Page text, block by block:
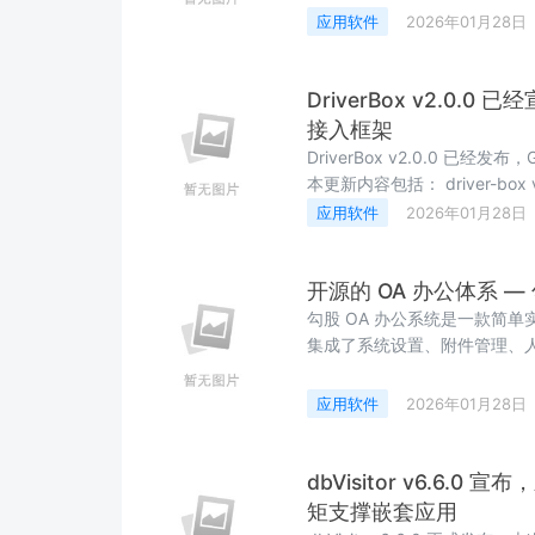
about:keyboard即可体验这
应用软件 2026年01月28日
DriverBox v2.0.0 已经
接入框架
DriverBox v2.0.0 已经发布，
本更新内容包括： driver-box
化，体验升级 - v2.0 全面优
应用软件 2026年01月28日
开源的 OA 办公体系 —
勾股 OA 办公系统是一款简单
集成了系统设置、附件管理、
务管理、客户管理、合同管理
应用软件 2026年01月28日
dbVisitor v6.6.0 宣布
矩支撑嵌套应用